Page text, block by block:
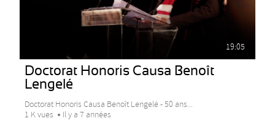
19:05
Doctorat Honoris Causa Benoît
Lengelé
Doctorat Honoris Causa Benoît Lengelé - 50 ans...
1 K vues
Il y a 7 années